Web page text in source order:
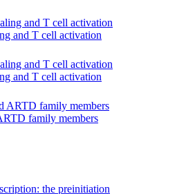
and T cell activation
and T cell activation
family members